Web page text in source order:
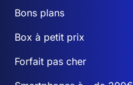
Bons plans
Box à petit prix
Forfait pas cher